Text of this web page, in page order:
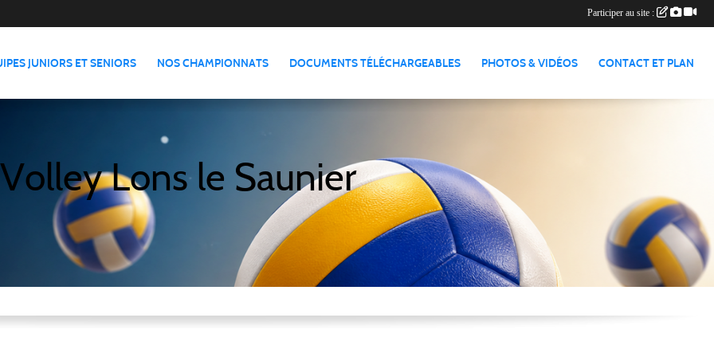
JUNIORS ET SENIORS NOS CHAMPIONNATS DOCUMENTS TÉLÉCHARGEABLES PHOTOS & VIDÉOS CONTACT ET PLAN
Volley Lons le Saunier
Participer au site :